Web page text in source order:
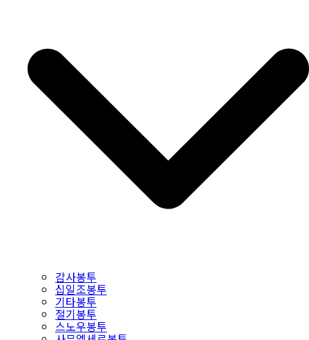
감사봉투
십일조봉투
기타봉투
절기봉투
스노우봉투